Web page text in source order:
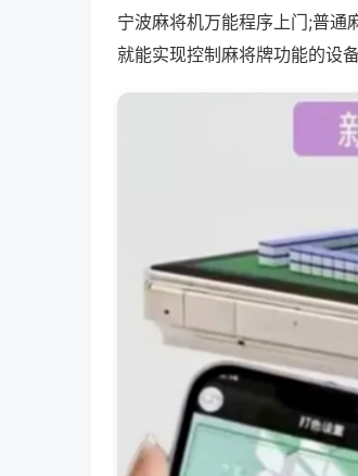
宁波麻将机万能程序上门;普通
就能实现控制麻将牌功能的设备